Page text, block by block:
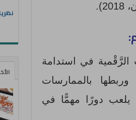
الأدوات الرَّقْمية في استدامة
وربطها بالممارسات
يلعب دورًا مهمًّا في